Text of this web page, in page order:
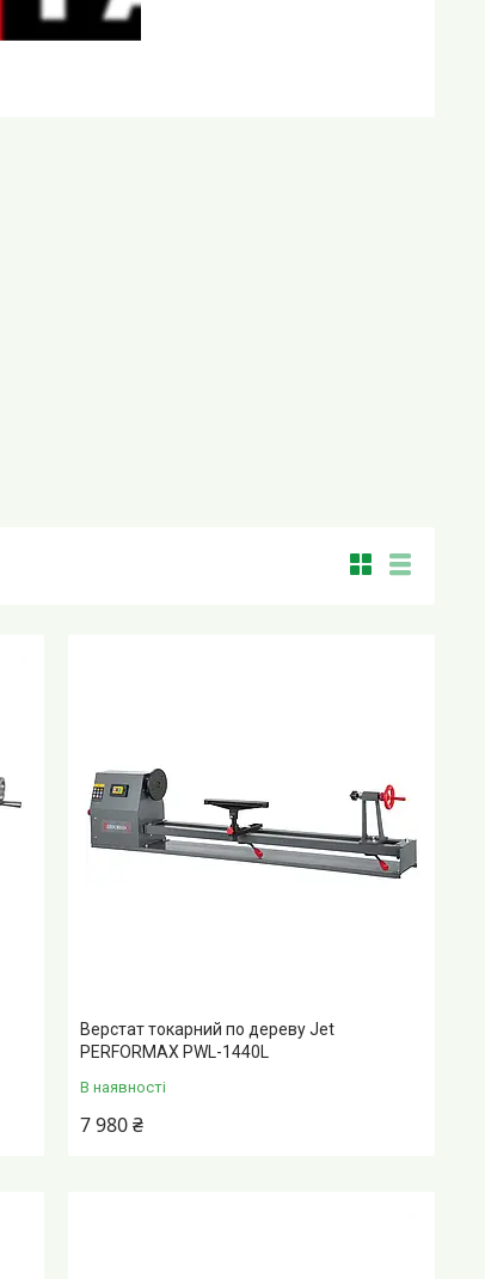
Верстат токарний по дереву Jet
PERFORMAX PWL-1440L
В наявності
7 980 ₴